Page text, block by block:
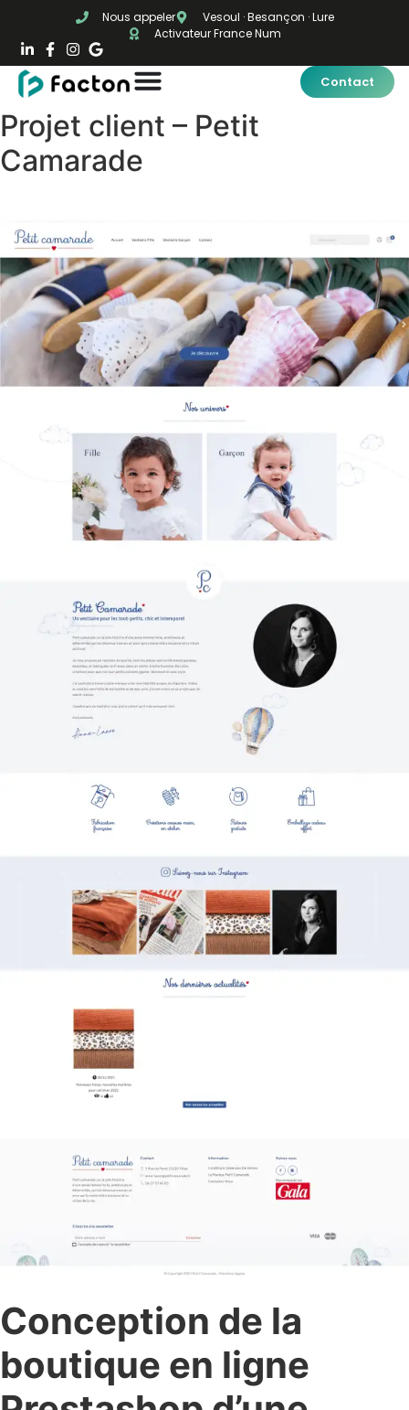
Nous appeler
Vesoul · Besançon · Lure
Activateur France Num
Contact
Projet client – Petit
Camarade
Conception de la
boutique en ligne